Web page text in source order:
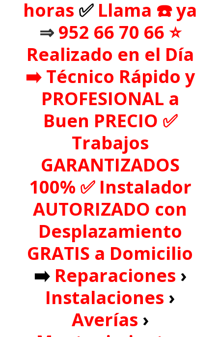
horas ✅ Llama ☎️ ya
⇒952 66 70 66 ⭐️
Realizado en el Día
➡️Técnico Rápido y
PROFESIONAL a
Buen PRECIO ✅
Trabajos
GARANTIZADOS
100% ✅ Instalador
AUTORIZADO con
Desplazamiento
GRATIS a Domicilio
➡️Reparaciones ›
Instalaciones ›
Averías ›